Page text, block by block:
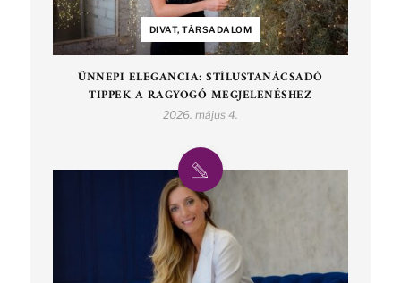
DIVAT, TÁRSADALOM
ÜNNEPI ELEGANCIA: STÍLUSTANÁCSADÓ
TIPPEK A RAGYOGÓ MEGJELENÉSHEZ
2026. május 4.